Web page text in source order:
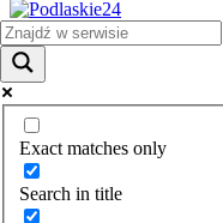
Exact matches only
Search in title
Agrowieści
Biznes
Kultura
Polityka
Remonty